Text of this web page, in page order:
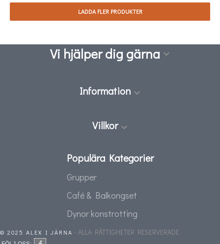
LADDA FLER PRODUKTER
Vi hjälper dig gärna 
Information 
Villkor 
Populära Kategorier
Grupper
Café & Balkongset
Dynor konstrotting
© 2025 ALEX I JÄRNA - ALLA RÄTTIGHETER RESERVERADE.